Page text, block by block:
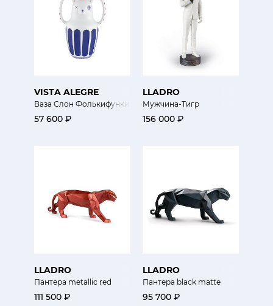
VISTA ALEGRE
Ваза Слон Фолькифунки
57 600 ₽
LLADRO
Мужчина-Тигр
156 000 ₽
LLADRO
Пантера metallic red
111 500 ₽
LLADRO
Пантера black matte
95 700 ₽